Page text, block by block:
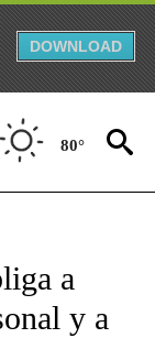
DOWNLOAD
80°
TO RECEIVE
a
y a